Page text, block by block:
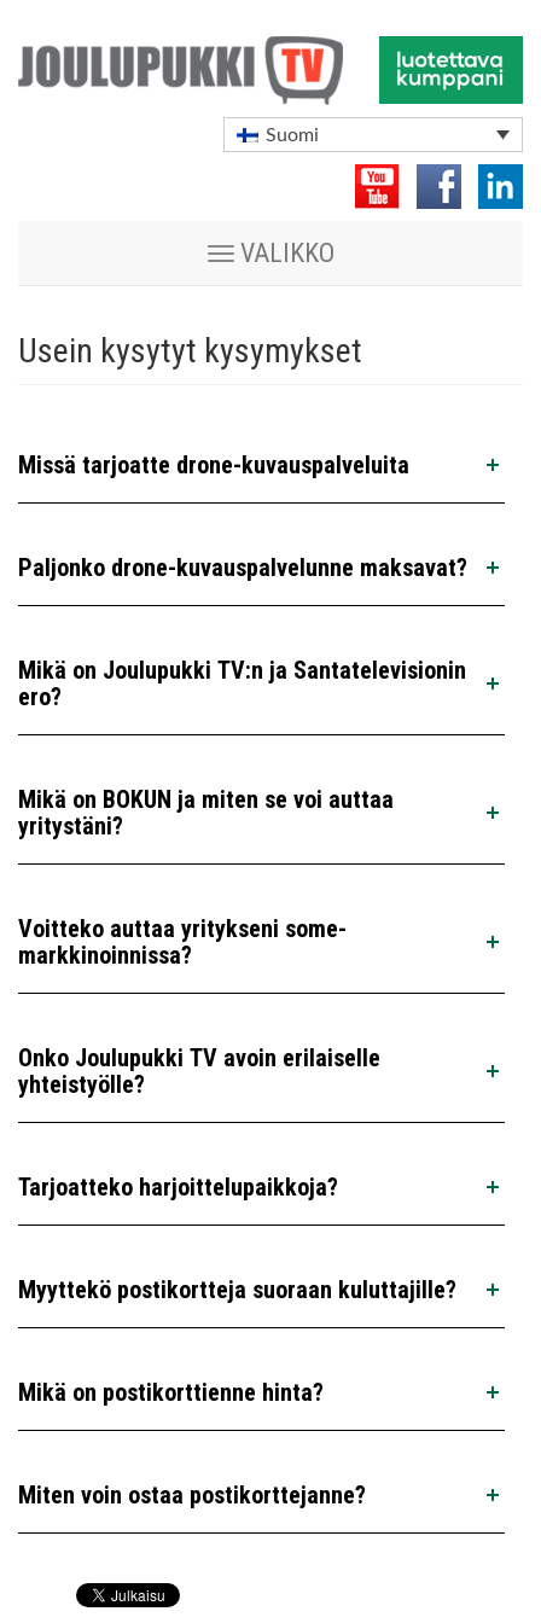
Suomi
VaihdaVALIKKO
Usein kysytyt kysymykset
Missä tarjoatte drone-kuvauspalveluita
Paljonko drone-kuvauspalvelunne maksavat?
Mikä on Joulupukki TV:n ja Santatelevisionin
ero?
Mikä on BOKUN ja miten se voi auttaa
yritystäni?
Voitteko auttaa yritykseni some-
markkinoinnissa?
Onko Joulupukki TV avoin erilaiselle
yhteistyölle?
Tarjoatteko harjoittelupaikkoja?
Myyttekö postikortteja suoraan kuluttajille?
Mikä on postikorttienne hinta?
Miten voin ostaa postikorttejanne?